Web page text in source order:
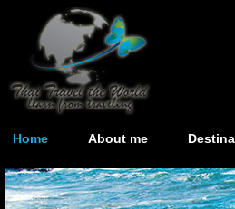
Home About me